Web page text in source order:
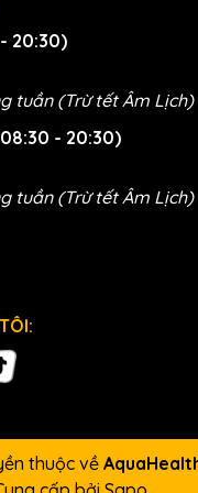
BPA free an toàn
tiếp xúc trực tiếp
được xác nhận đạt
không xảy ra hiện
sử dụng sản phẩm.
uống trực tiếp
sau khi đi qua hệ
ADD8980 đã vượt qua
thảnh thơi.
20:30)
tuần (Trừ tết Âm Lịch)
- 20:30)
tuần (Trừ tết Âm Lịch)
thuộc về